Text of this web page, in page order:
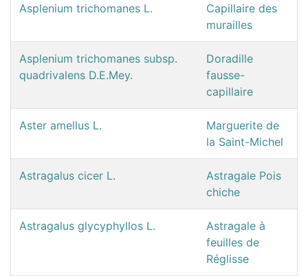
Asplenium trichomanes L.
Capillaire des
murailles
Asplenium trichomanes subsp.
quadrivalens D.E.Mey.
Doradille
fausse-
capillaire
Aster amellus L.
Marguerite de
la Saint-Michel
Astragalus cicer L.
Astragale Pois
chiche
Astragalus glycyphyllos L.
Astragale à
feuilles de
Réglisse